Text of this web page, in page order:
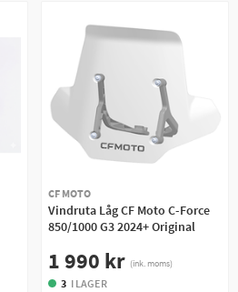
CF MOTO
Vindruta Låg CF Moto C-Force
850/1000 G3 2024+ Original
1 990 kr (ink. moms)
3 I LAGER